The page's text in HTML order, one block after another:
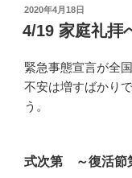
投
稿
日:
2020年4月18日
4/19 家庭礼拝
緊急事態宣言が全
不安は増すばかり
う。
式次第 ～復活節